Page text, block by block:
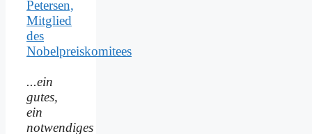
Petersen,
Mitglied
des
Nobelpreiskomitees
...ein
gutes,
ein
notwendiges